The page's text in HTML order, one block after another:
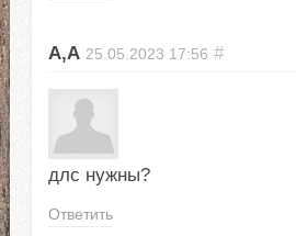
А,А 25.05.2023 17:56 #
длс нужны?
Ответить